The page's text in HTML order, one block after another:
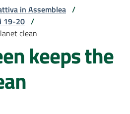
in Assemblea /
19-20 /
clean
keeps the